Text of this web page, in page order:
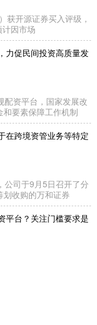
获开源证券买入评级，
因市场
力促民间投资高质量发
配资平台，国家发展改
要素保障工作机制
在跨境资管业务等特定
公司于9月5日召开了分
收购的万和证券
平台？关注门槛要求是
平台？关注门槛要求